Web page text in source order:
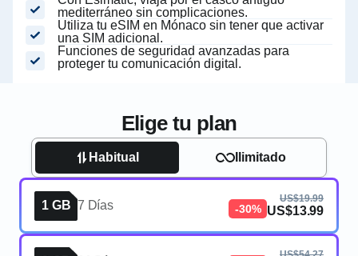
mediterráneo sin complicaciones.
Utiliza tu eSIM en Mónaco sin tener que activar
una SIM adicional.
Funciones de seguridad avanzadas para
proteger tu comunicación digital.
Elige tu plan
Habitual Ilimitado
1 GB 7 Días -30%
US$19.99
US$13.99